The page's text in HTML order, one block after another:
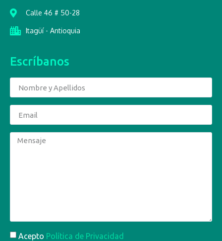
Calle 46 # 50-28
Itagüí - Antioquia
Escríbanos
Acepto Política de Privacidad